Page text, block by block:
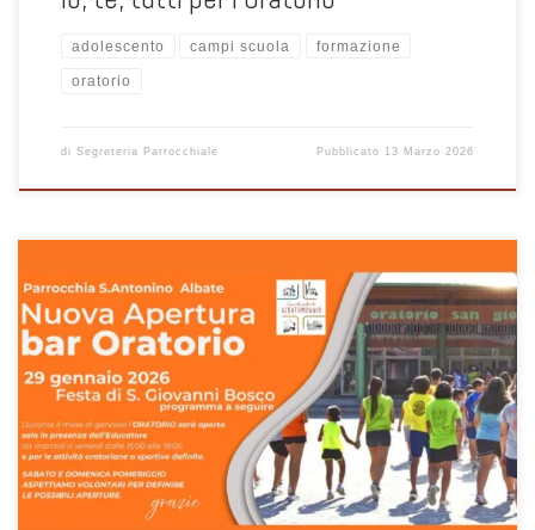
adolescento campi scuola formazione
oratorio
di Segreteria Parrocchiale Pubblicato 13 Marzo 2026
Programma intenso e ben preparato per la prima FESTA
DELL’ORATORIO 2026. Appuntamenti diversi per coinvolgere tutta la
nostra Comunità : 29 gennaio ore 18:30 Gigi Cotichella incontra i
nostri giovani, con stampo laboratoriale, sull’accompagnamento
degli adolescenti. Il gruppo dei giovani/educatori sarà invitato a
guardare alle proprie dinamiche (capacità di collaborazione, […]